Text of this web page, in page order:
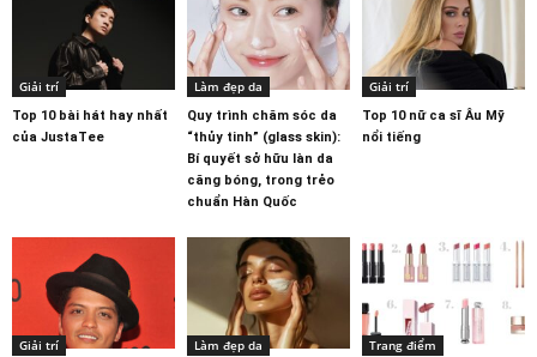
Giải trí
Top 10 bài hát hay nhất
của JustaTee
Làm đẹp da
Quy trình chăm sóc da
“thủy tinh” (glass skin):
Bí quyết sở hữu làn da
căng bóng, trong trẻo
chuẩn Hàn Quốc
Giải trí
Top 10 nữ ca sĩ Âu Mỹ
nổi tiếng
Giải trí Làm đẹp da Trang điểm